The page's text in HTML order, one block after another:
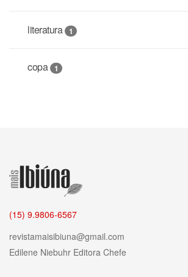
literatura 1
copa 1
(15) 9.9806-6567
revistamaisibiuna@gmail.com
Edilene Niebuhr Editora Chefe